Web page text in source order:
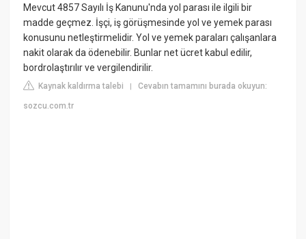
Mevcut 4857 Sayılı İş Kanunu'nda yol parası ile ilgili bir
madde geçmez. İşçi, iş görüşmesinde yol ve yemek parası
konusunu netleştirmelidir. Yol ve yemek paraları çalışanlara
nakit olarak da ödenebilir. Bunlar net ücret kabul edilir,
bordrolaştırılır ve vergilendirilir.
Kaynak kaldırma talebi |Cevabın tamamını burada okuyun:
sozcu.com.tr